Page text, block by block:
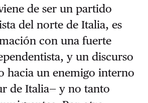
de ser un partido
del norte de Italia, es
con una fuerte
y un discurso
hacia un enemigo interno
de Italia— y no tanto